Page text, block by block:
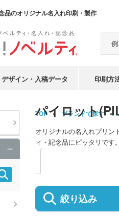
品のオリジナル名入れ印刷・製作
デザイン・入稿データ 印刷方
TOP ブランドで探す
パイロット
オリジナルの名入れプリン
ィ・記念品にピッタリです。
絞り込み